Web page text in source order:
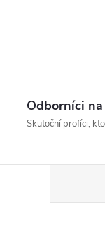
Odborníci
Skutoční profíci,